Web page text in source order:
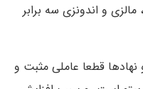
و اندونزی سه برابر
قطعا عاملی مثبت و